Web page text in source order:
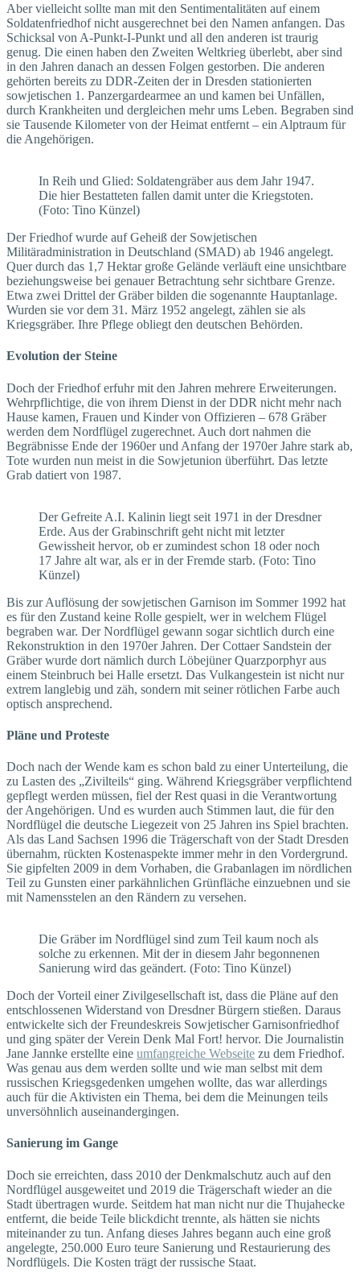
Aber vielleicht sollte man mit den Sentimentalitäten auf einem
Soldatenfriedhof nicht ausgerechnet bei den Namen anfangen. Das
Schicksal von A-Punkt-I-Punkt und all den anderen ist traurig
genug. Die einen haben den Zweiten Weltkrieg überlebt, aber sind
in den Jahren danach an dessen Folgen gestorben. Die anderen
gehörten bereits zu DDR-Zeiten der in Dresden stationierten
sowjetischen 1. Panzergardearmee an und kamen bei Unfällen,
durch Krankheiten und dergleichen mehr ums Leben. Begraben sind
sie Tausende Kilometer von der Heimat entfernt – ein Alptraum für
die Angehörigen.
In Reih und Glied: Soldatengräber aus dem Jahr 1947.
Die hier Bestatteten fallen damit unter die Kriegstoten.
(Foto: Tino Künzel)
Der Friedhof wurde auf Geheiß der Sowjetischen
Militäradministration in Deutschland (SMAD) ab 1946 angelegt.
Quer durch das 1,7 Hektar große Gelände verläuft eine unsichtbare
beziehungsweise bei genauer Betrachtung sehr sichtbare Grenze.
Etwa zwei Drittel der Gräber bilden die sogenannte Hauptanlage.
Wurden sie vor dem 31. März 1952 angelegt, zählen sie als
Kriegsgräber. Ihre Pflege obliegt den deutschen Behörden.
Evolution der Steine
Doch der Friedhof erfuhr mit den Jahren mehrere Erweiterungen.
Wehrpflichtige, die von ihrem Dienst in der DDR nicht mehr nach
Hause kamen, Frauen und Kinder von Offizieren – 678 Gräber
werden dem Nordflügel zugerechnet. Auch dort nahmen die
Begräbnisse Ende der 1960er und Anfang der 1970er Jahre stark ab,
Tote wurden nun meist in die Sowjetunion überführt. Das letzte
Grab datiert von 1987.
Der Gefreite A.I. Kalinin liegt seit 1971 in der Dresdner
Erde. Aus der Grabinschrift geht nicht mit letzter
Gewissheit hervor, ob er zumindest schon 18 oder noch
17 Jahre alt war, als er in der Fremde starb. (Foto: Tino
Künzel)
Bis zur Auflösung der sowjetischen Garnison im Sommer 1992 hat
es für den Zustand keine Rolle gespielt, wer in welchem Flügel
begraben war. Der Nordflügel gewann sogar sichtlich durch eine
Rekonstruktion in den 1970er Jahren. Der Cottaer Sandstein der
Gräber wurde dort nämlich durch Löbejüner Quarzporphyr aus
einem Steinbruch bei Halle ersetzt. Das Vulkangestein ist nicht nur
extrem langlebig und zäh, sondern mit seiner rötlichen Farbe auch
optisch ansprechend.
Pläne und Proteste
Doch nach der Wende kam es schon bald zu einer Unterteilung, die
zu Lasten des „Zivilteils“ ging. Während Kriegsgräber verpflichtend
gepflegt werden müssen, fiel der Rest quasi in die Verantwortung
der Angehörigen. Und es wurden auch Stimmen laut, die für den
Nordflügel die deutsche Liegezeit von 25 Jahren ins Spiel brachten.
Als das Land Sachsen 1996 die Trägerschaft von der Stadt Dresden
übernahm, rückten Kostenaspekte immer mehr in den Vordergrund.
Sie gipfelten 2009 in dem Vorhaben, die Grabanlagen im nördlichen
Teil zu Gunsten einer parkähnlichen Grünfläche einzuebnen und sie
mit Namensstelen an den Rändern zu versehen.
Die Gräber im Nordflügel sind zum Teil kaum noch als
solche zu erkennen. Mit der in diesem Jahr begonnenen
Sanierung wird das geändert. (Foto: Tino Künzel)
Doch der Vorteil einer Zivilgesellschaft ist, dass die Pläne auf den
entschlossenen Widerstand von Dresdner Bürgern stießen. Daraus
entwickelte sich der Freundeskreis Sowjetischer Garnisonfriedhof
und ging später der Verein Denk Mal Fort! hervor. Die Journalistin
Jane Jannke erstellte eine umfangreiche Webseite zu dem Friedhof.
Was genau aus dem werden sollte und wie man selbst mit dem
russischen Kriegsgedenken umgehen wollte, das war allerdings
auch für die Aktivisten ein Thema, bei dem die Meinungen teils
unversöhnlich auseinandergingen.
Sanierung im Gange
Doch sie erreichten, dass 2010 der Denkmalschutz auch auf den
Nordflügel ausgeweitet und 2019 die Trägerschaft wieder an die
Stadt übertragen wurde. Seitdem hat man nicht nur die Thujahecke
entfernt, die beide Teile blickdicht trennte, als hätten sie nichts
miteinander zu tun. Anfang dieses Jahres begann auch eine groß
angelegte, 250.000 Euro teure Sanierung und Restaurierung des
Nordflügels. Die Kosten trägt der russische Staat.